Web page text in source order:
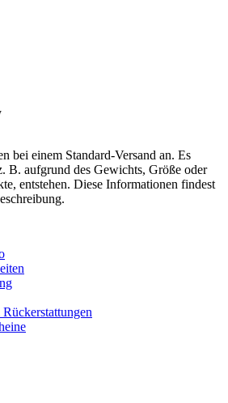
bei einem Standard-Versand an. Es
B. aufgrund des Gewichts, Größe oder
entstehen. Diese Informationen findest